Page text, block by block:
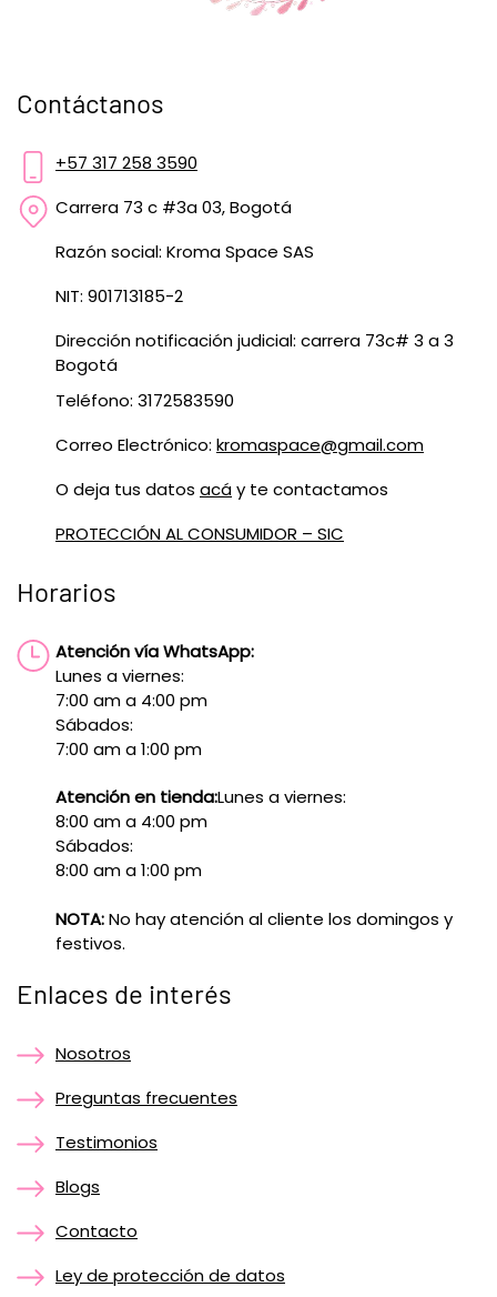
Contáctanos
+57 317 258 3590
Carrera 73 c #3a 03, Bogotá
Razón social: Kroma Space SAS
NIT: 901713185-2
Dirección notificación judicial: carrera 73c# 3 a 3
Bogotá
Teléfono: 3172583590
Correo Electrónico: kromaspace@gmail.com
O deja tus datos acáy te contactamos
PROTECCIÓN AL CONSUMIDOR – SIC
Horarios
Atención vía WhatsApp:
Lunes a viernes:
7:00 am a 4:00 pm
Sábados:
7:00 am a 1:00 pm
Atención en tienda:Lunes a viernes:
8:00 am a 4:00 pm
Sábados:
8:00 am a 1:00 pm
NOTA:No hay atención al cliente los domingos y
festivos.
Enlaces de interés
Nosotros
Preguntas frecuentes
Testimonios
Blogs
Contacto
Ley de protección de datos